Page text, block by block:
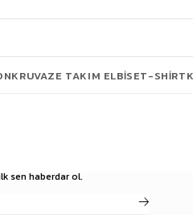
Erkek Torbalı Yumuşak Dokulu Modal Boxer Siyah
sen haberdar ol.
KRUVAZE TAKIM ELBISET-SHIRT